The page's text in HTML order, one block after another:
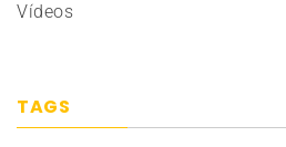
Vídeos
TAGS